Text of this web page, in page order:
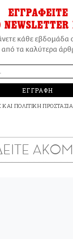
ΕΓΓΡΑΦΕΙΤΕ
κάθε εβδομάδα
από τα καλύτερα
ΕΓΓΡΑΦΗ
ΚΑΙ ΠΟΛΙΤΙΚΗ